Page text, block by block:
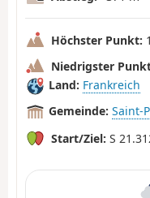
Höchster Punkt:
Niedrigster
Land: Frankreich
Gemeinde: Saint-
Start/Ziel: S